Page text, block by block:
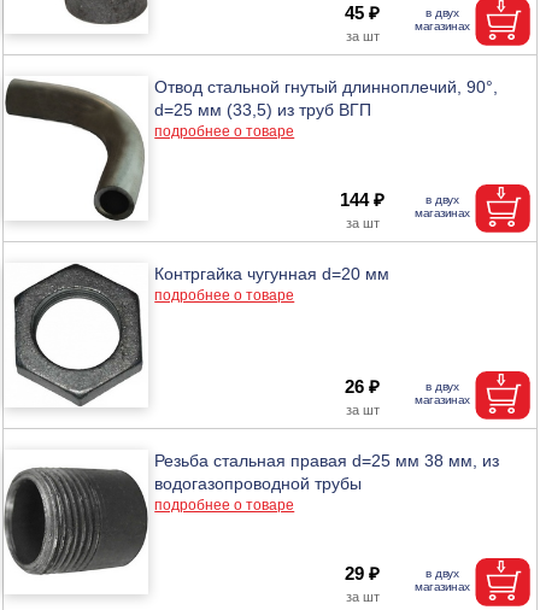
45 ₽
Отвод стальной гнутый длинноплечий, 90°,
d=25 мм (33,5) из труб ВГП
подробнее о товаре
144 ₽
Контргайка чугунная d=20 мм
подробнее о товаре
26 ₽
Резьба стальная правая d=25 мм 38 мм, из
водогазопроводной трубы
подробнее о товаре
29 ₽